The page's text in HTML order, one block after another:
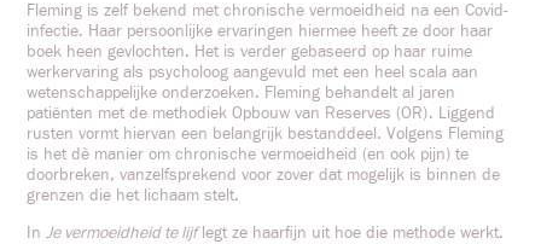
Fleming is zelf bekend met chronische vermoeidheid na een Covid-
infectie. Haar persoonlijke ervaringen hiermee heeft ze door haar
boek heen gevlochten. Het is verder gebaseerd op haar ruime
werkervaring als psycholoog aangevuld met een heel scala aan
wetenschappelijke onderzoeken. Fleming behandelt al jaren
patiënten met de methodiek Opbouw van Reserves (OR). Liggend
rusten vormt hiervan een belangrijk bestanddeel. Volgens Fleming
is het dè manier om chronische vermoeidheid (en ook pijn) te
doorbreken, vanzelfsprekend voor zover dat mogelijk is binnen de
grenzen die het lichaam stelt.
InJe vermoeidheid te lijflegt ze haarfijn uit hoe die methode werkt.